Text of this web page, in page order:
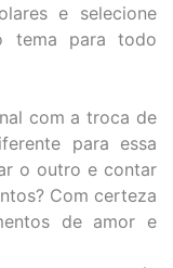
e selecione
tema para todo
com a troca de
para essa
o outro e contar
Com certeza
de amor e